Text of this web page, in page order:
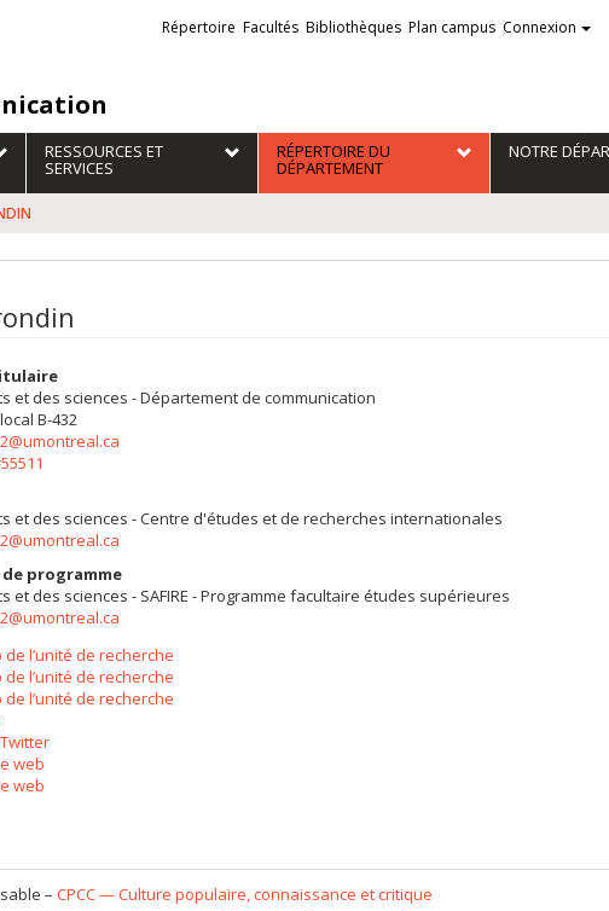
Liens
externes
Répertoire Facultés Bibliothèques Plan campus Connexion
RESSOURCES ET
SERVICES
RÉPERTOIRE DU
DÉPARTEMENT
NOTRE
et des sciences - Département de communication
local B-432
et des sciences - Centre d'études et de recherches internationales
programme
et des sciences - SAFIRE - Programme facultaire études supérieures
de l’unité de recherche
de l’unité de recherche
de l’unité de recherche
web
web
– CPCC — Culture populaire, connaissance et critique